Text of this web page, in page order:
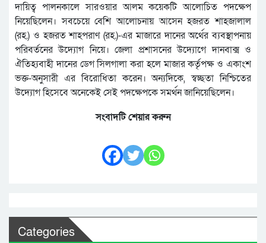
দায়িত্ব পালনকালে সারওয়ার আলম কয়েকটি আলোচিত পদক্ষেপ
নিয়েছিলেন। সবচেয়ে বেশি আলোচনায় আসেন হজরত শাহজালাল
(রহ.) ও হজরত শাহপরাণ (রহ.)-এর মাজারে দানের অর্থের ব্যবস্থাপনায়
পরিবর্তনের উদ্যোগ নিয়ে। জেলা প্রশাসনের উদ্যোগে দানবাক্স ও
ঐতিহ্যবাহী দানের ডেগ সিলগালা করা হলে মাজার কর্তৃপক্ষ ও একাংশ
ভক্ত-অনুসারী এর বিরোধিতা করেন। অন্যদিকে, স্বচ্ছতা নিশ্চিতের
উদ্যোগ হিসেবে অনেকেই সেই পদক্ষেপকে সমর্থন জানিয়েছিলেন।
সংবাদটি শেয়ার করুন
Categories